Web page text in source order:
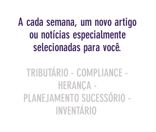
A cada semana, um novo artigo
ou notícias especialmente
selecionadas para você.
TRIBUTÁRIO - COMPLIANCE -
HERANÇA -
PLANEJAMENTO SUCESSÓRIO -
INVENTÁRIO